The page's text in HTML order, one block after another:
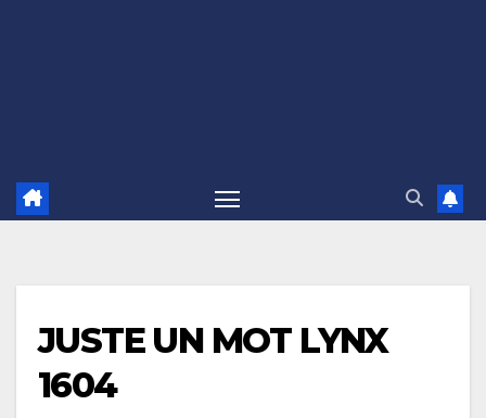
JUSTE UN MOT LYNX
1604